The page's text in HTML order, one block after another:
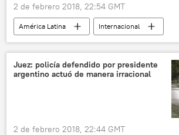
2 de febrero 2018, 22:54 GMT
América Latina
Internacional
Colombia
Ejército de Liberación Nacional (ELN) de Colombia
noticias
Juez: policía defendido por presidente
argentino actuó de manera irracional
2 de febrero 2018, 22:44 GMT